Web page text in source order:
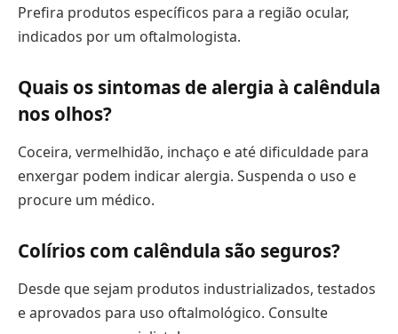
Prefira produtos específicos para a região ocular,
indicados por um oftalmologista.
Quais os sintomas de alergia à calêndula
nos olhos?
Coceira, vermelhidão, inchaço e até dificuldade para
enxergar podem indicar alergia. Suspenda o uso e
procure um médico.
Colírios com calêndula são seguros?
Desde que sejam produtos industrializados, testados
e aprovados para uso oftalmológico. Consulte